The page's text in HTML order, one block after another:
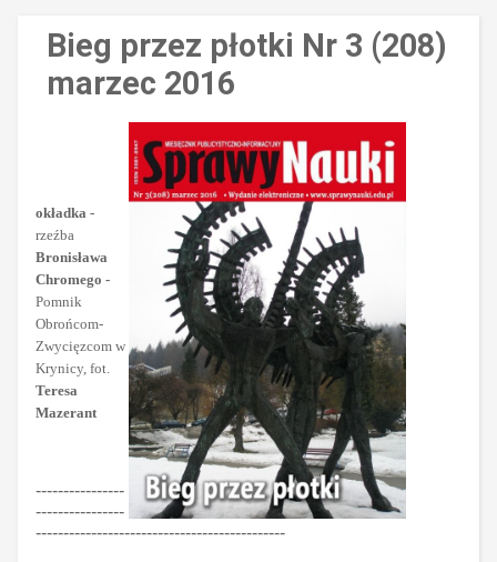
Bieg przez płotki Nr 3 (208)
marzec 2016
okładka -
rzeźba
Bronisława
Chromego -
Pomnik
Obrońcom-
Zwycięzcom w
Krynicy, fot.
Teresa
Mazerant
----------------
----------------
---------------------------------------------